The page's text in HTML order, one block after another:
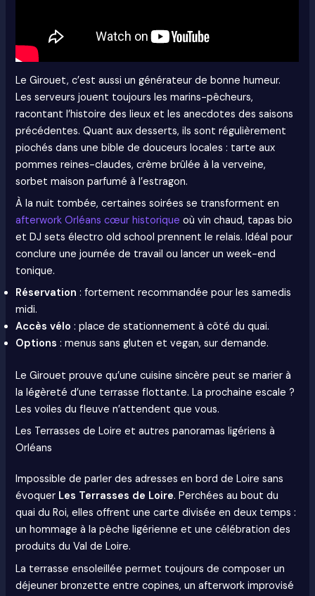
Le Girouet, c’est aussi un générateur de bonne humeur.
Les serveurs jouent toujours les marins-pêcheurs,
racontant l’histoire des lieux et les anecdotes des saisons
précédentes. Quant aux desserts, ils sont régulièrement
piochés dans une bible de douceurs locales : tarte aux
pommes reines-claudes, crème brûlée à la verveine,
sorbet maison parfumé à l’estragon.
À la nuit tombée, certaines soirées se transforment en
afterwork Orléans cœur historique où vin chaud, tapas bio
et DJ sets électro old school prennent le relais. Idéal pour
conclure une journée de travail ou lancer un week-end
tonique.
Réservation : fortement recommandée pour les samedis
midi.
Accès vélo : place de stationnement à côté du quai.
Options : menus sans gluten et vegan, sur demande.
Le Girouet prouve qu’une cuisine sincère peut se marier à
la légèreté d’une terrasse flottante. La prochaine escale ?
Les voiles du fleuve n’attendent que vous.
Les Terrasses de Loire et autres panoramas ligériens à
Orléans
Impossible de parler des adresses en bord de Loire sans
évoquer Les Terrasses de Loire. Perchées au bout du
quai du Roi, elles offrent une carte divisée en deux temps :
un hommage à la pêche ligérienne et une célébration des
produits du Val de Loire.
La terrasse ensoleillée permet toujours de composer un
déjeuner bronzette entre copines, un afterwork improvisé